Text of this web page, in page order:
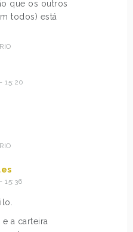
que os outros
todos) está
15:20
15:36
a carteira